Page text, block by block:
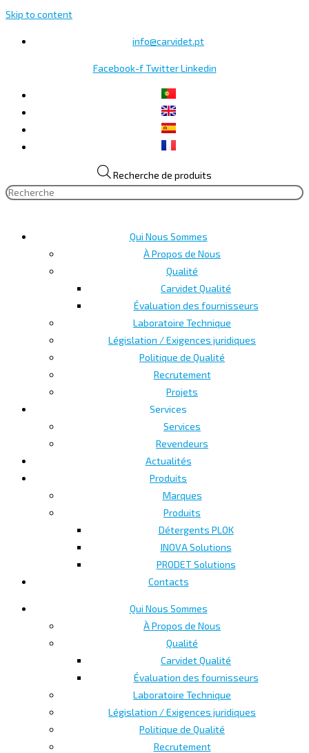
Skip to content
info@carvidet.pt
Facebook-f Twitter Linkedin
Recherche de produits
Qui Nous Sommes
À Propos de Nous
Qualité
Carvidet Qualité
Évaluation des fournisseurs
Laboratoire Technique
Législation / Exigences juridiques
Politique de Qualité
Recrutement
Projets
Services
Services
Revendeurs
Actualités
Produits
Marques
Produits
Détergents PLOK
INOVA Solutions
PRODET Solutions
Contacts
Qui Nous Sommes
À Propos de Nous
Qualité
Carvidet Qualité
Évaluation des fournisseurs
Laboratoire Technique
Législation / Exigences juridiques
Politique de Qualité
Recrutement